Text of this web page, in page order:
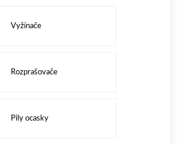
Vyžínače
Rozprašovače
Pily ocasky